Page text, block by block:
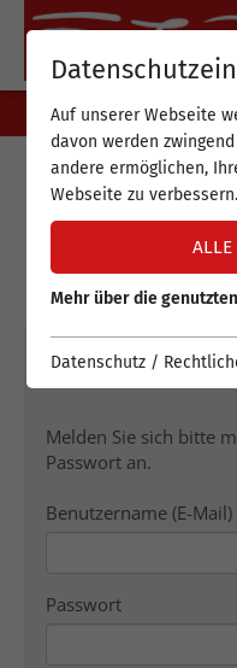
My
Auf unserer Webseite
davon werden
andere ermöglichen,
Webseite zu verbessern.
ALLE
Mehr über die
Datenschutz /